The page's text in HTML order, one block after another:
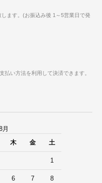
ます。(お振込み後 1～5営業日で発
払い方法を利用して決済できます。
月
木 金 土
1
6 7 8